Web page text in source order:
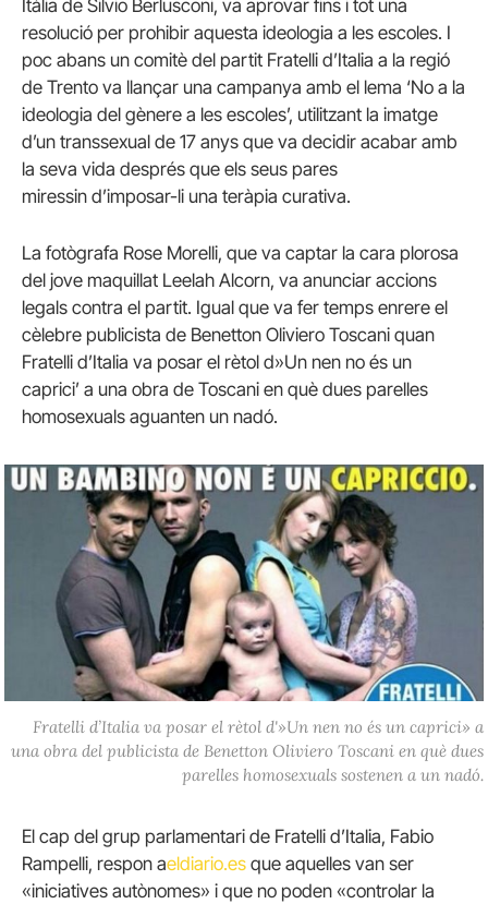
Itàlia de Silvio Berlusconi, va aprovar fins i tot una
resolució per prohibir aquesta ideologia a les escoles. I
poc abans un comitè del partit Fratelli d’Italia a la regió
de Trento va llançar una campanya amb el lema ‘No a la
ideologia del gènere a les escoles’, utilitzant la imatge
d’un transsexual de 17 anys que va decidir acabar amb
la seva vida després que els seus pares
miressin d’imposar-li una teràpia curativa.
La fotògrafa Rose Morelli, que va captar la cara plorosa
del jove maquillat Leelah Alcorn, va anunciar accions
legals contra el partit. Igual que va fer temps enrere el
cèlebre publicista de Benetton Oliviero Toscani quan
Fratelli d’Italia va posar el rètol d»Un nen no és un
caprici’ a una obra de Toscani en què dues parelles
homosexuals aguanten un nadó.
Fratelli d’Italia va posar el rètol d'»Un nen no és un caprici» a
una obra del publicista de Benetton Oliviero Toscani en què dues
parelles homosexuals sostenen a un nadó.
El cap del grup parlamentari de Fratelli d’Italia, Fabio
Rampelli, respon aeldiario.es que aquelles van ser
«iniciatives autònomes» i que no poden «controlar la